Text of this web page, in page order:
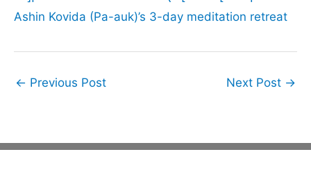
Ashin Kovida (Pa-auk)’s 3-day meditation retreat
← Previous Post Next Post →